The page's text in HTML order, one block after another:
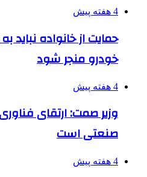
4 هفته پیش
حمایت از خانواده نباید
خودرو منجر شود
4 هفته پیش
وزیر صمت: ارتقای
صنعتی است
4 هفته پیش